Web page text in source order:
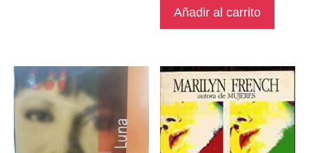
Añadir al carrito